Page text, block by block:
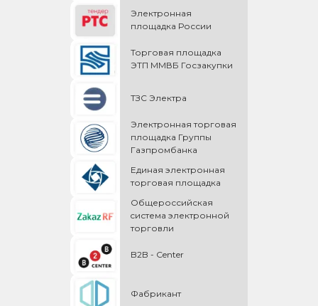
Электронная
площадка России
Торговая площадка
ЭТП ММВБ Госзакупки
ТЗС Электра
Электронная торговая
площадка Группы
Газпромбанка
Единая электронная
торговая площадка
Общероссийская
cистема электронной
торговли
B2B - Center
Фабрикант